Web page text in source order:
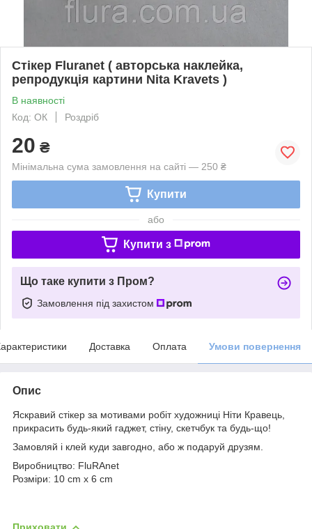
Стікер Fluranet ( авторська наклейка,
репродукція картини Nita Kravets )
В наявності
Код: ОК
Роздріб
20 ₴
Мінімальна сума замовлення на сайті — 250 ₴
Купити
або
Купити з
Що таке купити з Пром?
Замовлення під захистом
Доставка Оплата Умови повернення
Опис
Яскравий стікер за мотивами робіт художниці Ніти Кравець,
прикрасить будь-який гаджет, стіну, скетчбук та будь-що!
Замовляй і клей куди завгодно, або ж подаруй друзям.
Виробництво: FluRAnet
Розміри: 10 cm x 6 cm
Приховати